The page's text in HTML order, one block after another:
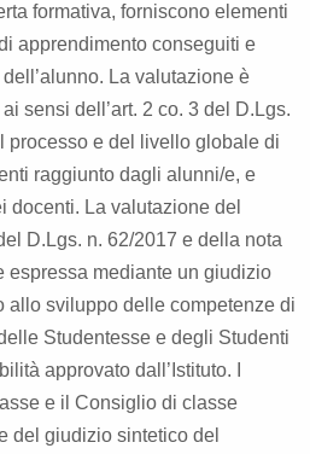
formativa, forniscono elementi
apprendimento conseguiti e
La valutazione è
sensi dell’art. 2 co. 3 del D.Lgs.
processo e del livello globale di
raggiunto dagli alunni/e, e
La valutazione del
D.Lgs. n. 62/2017 e della nota
espressa mediante un giudizio
allo sviluppo delle competenze di
Studentesse e degli Studenti
approvato dall’Istituto. I
e il Consiglio di classe
del giudizio sintetico del